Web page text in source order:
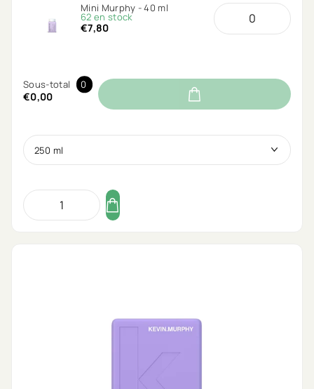
Mini Murphy - 40 ml
62 en stock
€7,80
Sous-total 0
€0,00